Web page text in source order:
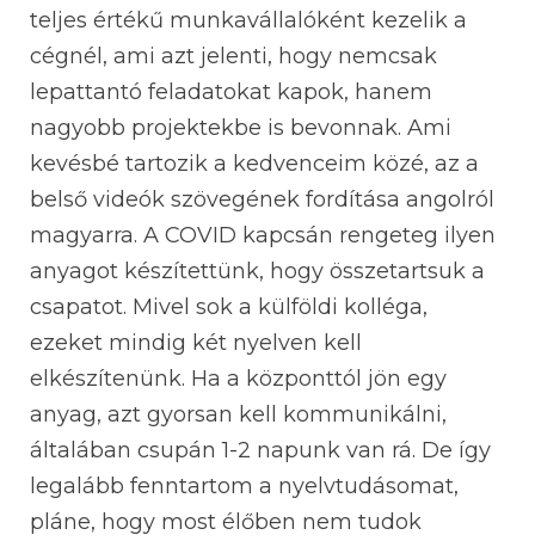
teljes értékű munkavállalóként kezelik a
cégnél, ami azt jelenti, hogy nemcsak
lepattantó feladatokat kapok, hanem
nagyobb projektekbe is bevonnak. Ami
kevésbé tartozik a kedvenceim közé, az a
belső videók szövegének fordítása angolról
magyarra. A COVID kapcsán rengeteg ilyen
anyagot készítettünk, hogy összetartsuk a
csapatot. Mivel sok a külföldi kolléga,
ezeket mindig két nyelven kell
elkészítenünk. Ha a központtól jön egy
anyag, azt gyorsan kell kommunikálni,
általában csupán 1-2 napunk van rá. De így
legalább fenntartom a nyelvtudásomat,
pláne, hogy most élőben nem tudok